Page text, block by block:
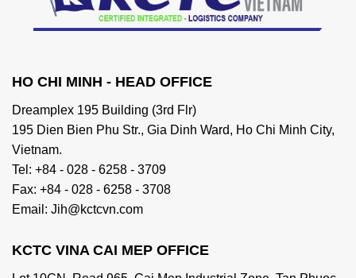
HO CHI MINH - HEAD OFFICE
Dreamplex 195 Building (3rd Flr)
195 Dien Bien Phu Str., Gia Dinh Ward, Ho Chi Minh City,
Vietnam.
Tel: +84 - 028 - 6258 - 3709
Fax: +84 - 028 - 6258 - 3708
Email: Jih@kctcvn.com
KCTC VINA CAI MEP OFFICE